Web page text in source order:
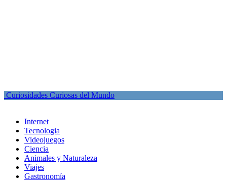
Curiosidades Curiosas del Mundo
Internet
Tecnologia
Videojuegos
Ciencia
Animales y Naturaleza
Viajes
Gastronomía